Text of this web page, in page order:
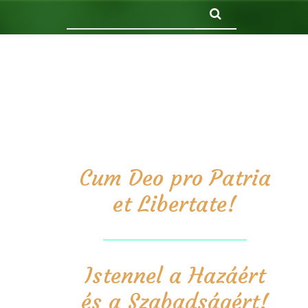
Cum Deo pro Patria
et Libertate!
Istennel a Hazáért
és a Szabadságért!